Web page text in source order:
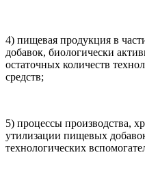
4) пищевая продукция в
добавок, биологически
остаточных количеств
средств;
5) процессы производства,
утилизации пищевых
технологических